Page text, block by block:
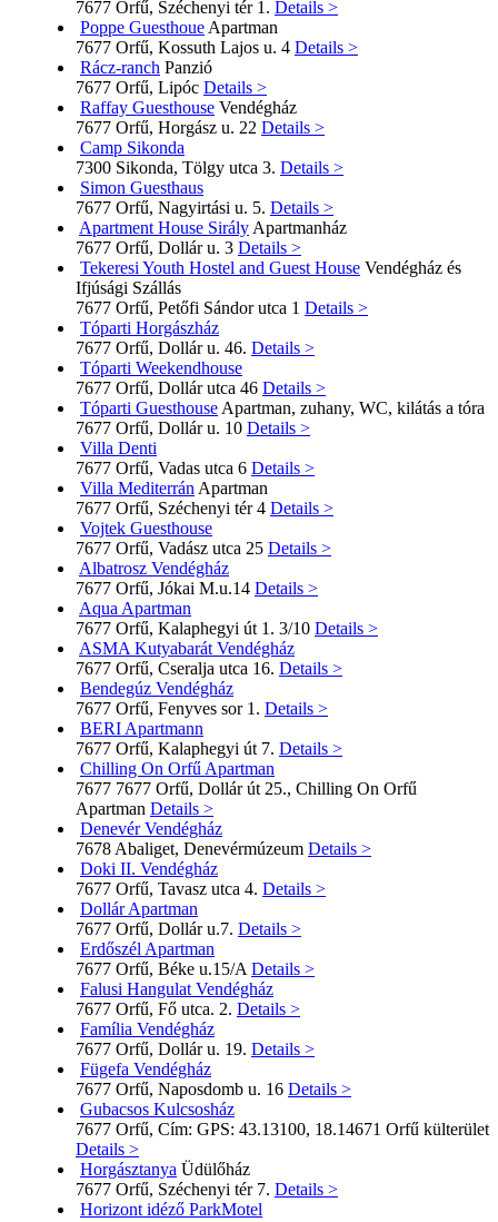
7677 Orfű, Széchenyi tér 1. Details >
Poppe Guesthoue Apartman
7677 Orfű, Kossuth Lajos u. 4 Details >
Rácz-ranch Panzió
7677 Orfű, Lipóc Details >
Raffay Guesthouse Vendégház
7677 Orfű, Horgász u. 22 Details >
Camp Sikonda
7300 Sikonda, Tölgy utca 3. Details >
Simon Guesthaus
7677 Orfű, Nagyirtási u. 5. Details >
Apartment House Sirály Apartmanház
7677 Orfű, Dollár u. 3 Details >
Tekeresi Youth Hostel and Guest House Vendégház és
Ifjúsági Szállás
7677 Orfű, Petőfi Sándor utca 1 Details >
Tóparti Horgászház
7677 Orfű, Dollár u. 46. Details >
Tóparti Weekendhouse
7677 Orfű, Dollár utca 46 Details >
Tóparti Guesthouse Apartman, zuhany, WC, kilátás a tóra
7677 Orfű, Dollár u. 10 Details >
Villa Denti
7677 Orfű, Vadas utca 6 Details >
Villa Mediterrán Apartman
7677 Orfű, Széchenyi tér 4 Details >
Vojtek Guesthouse
7677 Orfű, Vadász utca 25 Details >
Albatrosz Vendégház
7677 Orfű, Jókai M.u.14 Details >
Aqua Apartman
7677 Orfű, Kalaphegyi út 1. 3/10 Details >
ASMA Kutyabarát Vendégház
7677 Orfű, Cseralja utca 16. Details >
Bendegúz Vendégház
7677 Orfű, Fenyves sor 1. Details >
BERI Apartmann
7677 Orfű, Kalaphegyi út 7. Details >
Chilling On Orfű Apartman
7677 7677 Orfű, Dollár út 25., Chilling On Orfű
Apartman Details >
Denevér Vendégház
7678 Abaliget, Denevérmúzeum Details >
Doki II. Vendégház
7677 Orfű, Tavasz utca 4. Details >
Dollár Apartman
7677 Orfű, Dollár u.7. Details >
Erdőszél Apartman
7677 Orfű, Béke u.15/A Details >
Falusi Hangulat Vendégház
7677 Orfű, Fő utca. 2. Details >
Família Vendégház
7677 Orfű, Dollár u. 19. Details >
Fügefa Vendégház
7677 Orfű, Naposdomb u. 16 Details >
Gubacsos Kulcsosház
7677 Orfű, Cím: GPS: 43.13100, 18.14671 Orfű külterület
Details >
Horgásztanya Üdülőház
7677 Orfű, Széchenyi tér 7. Details >
Horizont idéző ParkMotel